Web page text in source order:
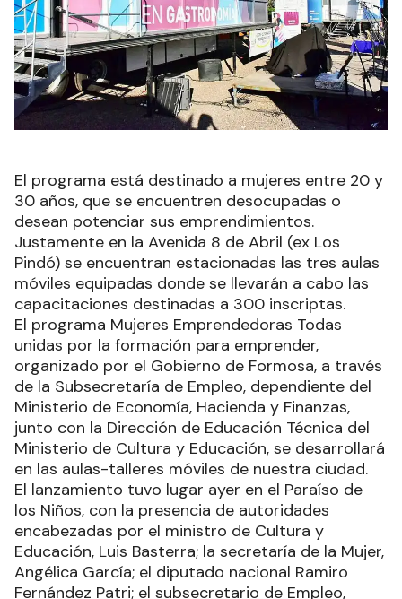
El programa está destinado a mujeres entre 20 y
30 años, que se encuentren desocupadas o
desean potenciar sus emprendimientos.
Justamente en la Avenida 8 de Abril (ex Los
Pindó) se encuentran estacionadas las tres aulas
móviles equipadas donde se llevarán a cabo las
capacitaciones destinadas a 300 inscriptas.
El programa Mujeres Emprendedoras Todas
unidas por la formación para emprender,
organizado por el Gobierno de Formosa, a través
de la Subsecretaría de Empleo, dependiente del
Ministerio de Economía, Hacienda y Finanzas,
junto con la Dirección de Educación Técnica del
Ministerio de Cultura y Educación, se desarrollará
en las aulas-talleres móviles de nuestra ciudad.
El lanzamiento tuvo lugar ayer en el Paraíso de
los Niños, con la presencia de autoridades
encabezadas por el ministro de Cultura y
Educación, Luis Basterra; la secretaría de la Mujer,
Angélica García; el diputado nacional Ramiro
Fernández Patri; el subsecretario de Empleo,